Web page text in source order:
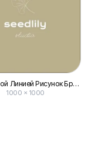
Лист Одной Линией Рисунок Брендинг Идентичность Дизайн Логотип
1000 × 1000